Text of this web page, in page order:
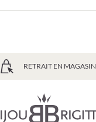
LIVRAISON GRATUITE À